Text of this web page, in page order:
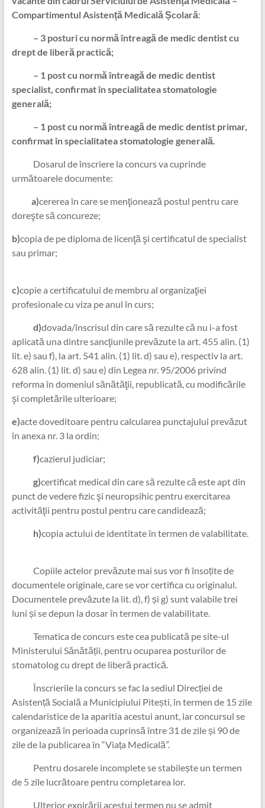
Compartimentul Asistență Medicală Școlară:
– 3 posturi cu normă întreagă de medic dentist cu
drept de liberă practică;
– 1 post cu normă întreagă de medic dentist
specialist, confirmat în specialitatea stomatologie
generală;
– 1 post cu normă întreagă de medic dentist primar,
confirmat în specialitatea stomatologie generală.
Dosarul de înscriere la concurs va cuprinde
următoarele documente:
a)cererea în care se menţionează postul pentru care
doreşte să concureze;
b)copia de pe diploma de licenţă şi certificatul de specialist
sau primar;
c)copie a certificatului de membru al organizaţiei
profesionale cu viza pe anul în curs;
d)dovada/înscrisul din care să rezulte că nu i-a fost
aplicată una dintre sancţiunile prevăzute la art. 455 alin. (1)
lit. e) sau f), la art. 541 alin. (1) lit. d) sau e), respectiv la art.
628 alin. (1) lit. d) sau e) din Legea nr. 95/2006 privind
reforma în domeniul sănătăţii, republicată, cu modificările
şi completările ulterioare;
e)acte doveditoare pentru calcularea punctajului prevăzut
în anexa nr. 3 la ordin;
f)cazierul judiciar;
g)certificat medical din care să rezulte că este apt din
punct de vedere fizic şi neuropsihic pentru exercitarea
activităţii pentru postul pentru care candidează;
h)copia actului de identitate în termen de valabilitate.
Copiile actelor prevăzute mai sus vor fi însoțite de
documentele originale, care se vor certifica cu originalul.
Documentele prevăzute la lit. d), f) și g) sunt valabile trei
luni și se depun la dosar în termen de valabilitate.
Tematica de concurs este cea publicată pe site-ul
Ministerului Sănătății, pentru ocuparea posturilor de
stomatolog cu drept de liberă practică.
Înscrierile la concurs se fac la sediul Direcției de
Asistență Socială a Municipiului Pitești, în termen de 15 zile
calendaristice de la aparitia acestui anunt, iar concursul se
organizează în perioada cuprinsă între 31 de zile și 90 de
zile de la publicarea în “Viața Medicală”.
Pentru dosarele incomplete se stabilește un termen
de 5 zile lucrătoare pentru completarea lor.
Ulterior expirării acestui termen nu se admit